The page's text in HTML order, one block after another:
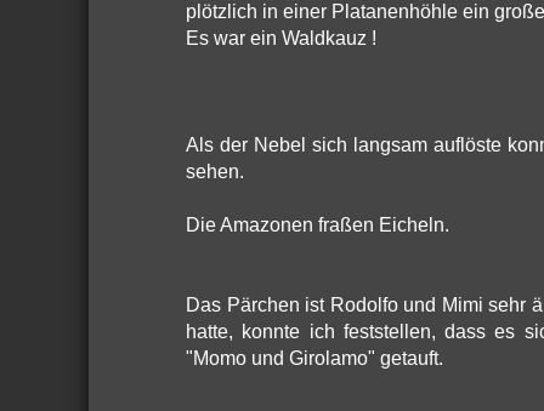
plötzlich in einer Platanenhöhle ein
Es war ein Waldkauz !
Als der Nebel sich langsam auflöste
sehen.
Die Amazonen fraßen Eicheln.
Das Pärchen ist Rodolfo und Mimi sehr
hatte, konnte ich feststellen, dass es
"Momo und Girolamo" getauft.